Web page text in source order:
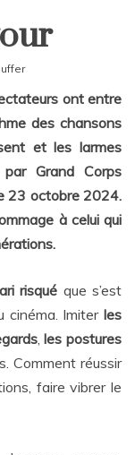
ont entre
des chansons
et les larmes
par Grand Corps
23 octobre 2024.
à celui qui
risqué que s’est
cinéma. Imiter les
,les postures
Comment réussir
faire vibrer le